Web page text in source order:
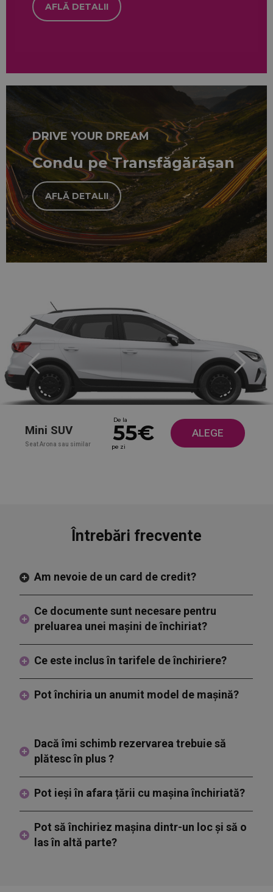
AFLĂ DETALII
DRIVE YOUR DREAM
Condu pe Transfăgărășan
AFLĂ DETALII
pe zi
55€
De la
ALEGE
Seat Arona sau similar
Mini SUV
Întrebări frecvente
Am nevoie de un card de credit?
Ce documente sunt necesare pentru
preluarea unei mașini de închiriat?
Ce este inclus în tarifele de închiriere?
Pot închiria un anumit model de mașină?
Dacă îmi schimb rezervarea trebuie să
plătesc în plus ?
Pot ieși în afara țării cu mașina închiriată?
Pot să închiriez mașina dintr-un loc și să o
las în altă parte?